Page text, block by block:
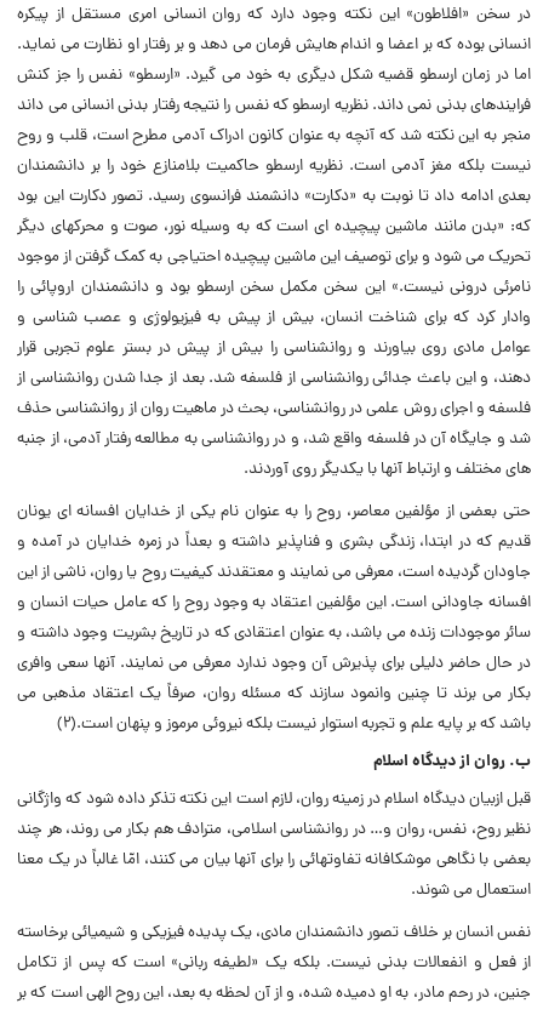
در سخن «افلاطون» این نکته وجود دارد که روان انسانی امری مستقل از پیکره
انسانی بوده که بر اعضا و اندام هایش فرمان می دهد و بر رفتار او نظارت می نماید.
اما در زمان ارسطو قضیه شکل دیگری به خود می گیرد. «ارسطو» نفس را جز کنش
فرایندهای بدنی نمی داند. نظریه ارسطو که نفس را نتیجه رفتار بدنی انسانی می داند
منجر به این نکته شد که آنچه به عنوان کانون ادراک آدمی مطرح است، قلب و روح
نیست بلکه مغز آدمی است. نظریه ارسطو حاکمیت بلامنازع خود را بر دانشمندان
بعدی ادامه داد تا نوبت به «دکارت» دانشمند فرانسوی رسید. تصور دکارت این بود
که: «بدن مانند ماشین پیچیده ای است که به وسیله نور، صوت و محرکهای دیگر
تحریک می شود و برای توصیف این ماشین پیچیده احتیاجی به کمک گرفتن از موجود
نامرئی درونی نیست.» این سخن مکمل سخن ارسطو بود و دانشمندان اروپائی را
وادار کرد که برای شناخت انسان، بیش از پیش به فیزیولوژی و عصب شناسی و
عوامل مادی روی بیاورند و روانشناسی را بیش از پیش در بستر علوم تجربی قرار
دهند، و این باعث جدائی روانشناسی از فلسفه شد. بعد از جدا شدن روانشناسی از
فلسفه و اجرای روش علمی در روانشناسی، بحث در ماهیت روان از روانشناسی حذف
شد و جایگاه آن در فلسفه واقع شد، و در روانشناسی به مطالعه رفتار آدمی، از جنبه
های مختلف و ارتباط آنها با یکدیگر روی آوردند.
حتی بعضی از مؤلفین معاصر، روح را به عنوان نام یکی از خدایان افسانه ای یونان
قدیم که در ابتدا، زندگی بشری و فناپذیر داشته و بعداً در زمره خدایان در آمده و
جاودان گردیده است، معرفی می نمایند و معتقدند کیفیت روح یا روان، ناشی از این
افسانه جاودانی است. این مؤلفین اعتقاد به وجود روح را که عامل حیات انسان و
سائر موجودات زنده می باشد، به عنوان اعتقادی که در تاریخ بشریت وجود داشته و
در حال حاضر دلیلی برای پذیرش آن وجود ندارد معرفی می نمایند. آنها سعی وافری
بکار می برند تا چنین وانمود سازند که مسئله روان، صرفاً یک اعتقاد مذهبی می
باشد که بر پایه علم و تجربه استوار نیست بلکه نیروئی مرموز و پنهان است.(۲)
ب. روان از دیدگاه اسلام
قبل ازبیان دیدگاه اسلام در زمینه روان، لازم است این نکته تذکر داده شود که واژگانی
نظیر روح، نفس، روان و… در روانشناسی اسلامی، مترادف هم بکار می روند، هر چند
بعضی با نگاهی موشکافانه تفاوتهائی را برای آنها بیان می کنند، امّا غالباً در یک معنا
استعمال می شوند.
نفس انسان بر خلاف تصور دانشمندان مادی، یک پدیده فیزیکی و شیمیائی برخاسته
از فعل و انفعالات بدنی نیست. بلکه یک «لطیفه ربانی» است که پس از تکامل
جنین، در رحم مادر، به او دمیده شده، و از آن لحظه به بعد، این روح الهی است که بر